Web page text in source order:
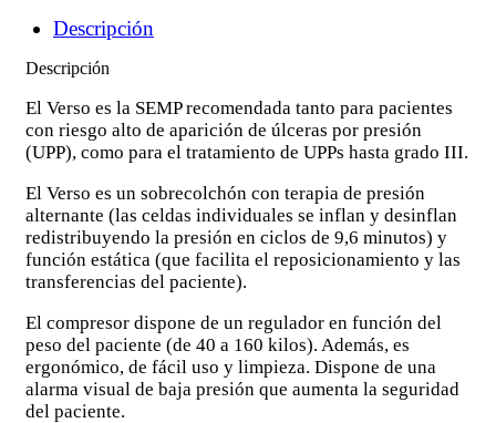
Descripción
Descripción
El Verso es la SEMP recomendada tanto para pacientes
con riesgo alto de aparición de úlceras por presión
(UPP), como para el tratamiento de UPPs hasta grado III.
El Verso es un sobrecolchón con terapia de presión
alternante (las celdas individuales se inflan y desinflan
redistribuyendo la presión en ciclos de 9,6 minutos) y
función estática (que facilita el reposicionamiento y las
transferencias del paciente).
El compresor dispone de un regulador en función del
peso del paciente (de 40 a 160 kilos). Además, es
ergonómico, de fácil uso y limpieza. Dispone de una
alarma visual de baja presión que aumenta la seguridad
del paciente.